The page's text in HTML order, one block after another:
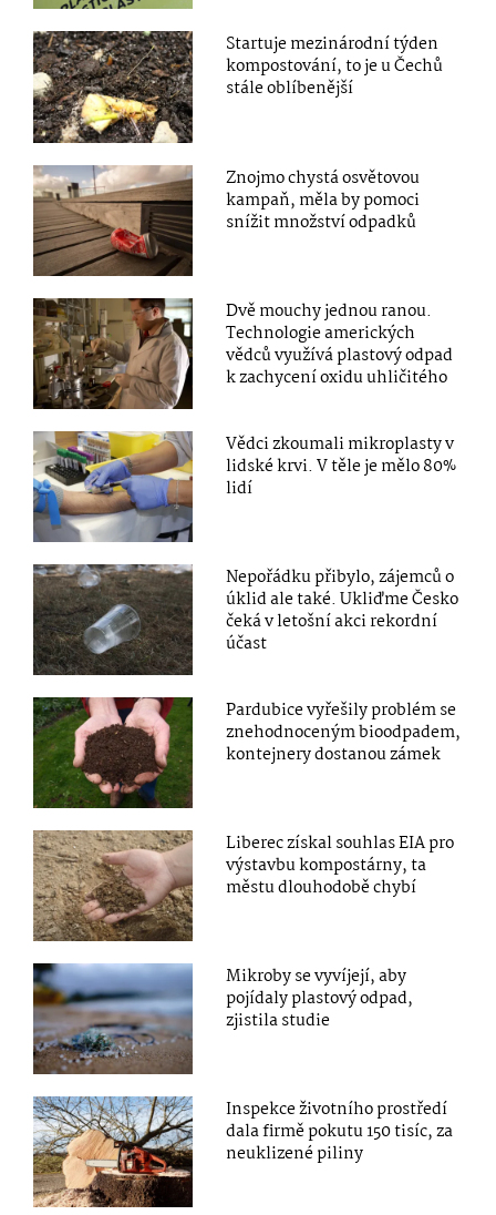
Startuje mezinárodní týden
kompostování, to je u Čechů
stále oblíbenější
Znojmo chystá osvětovou
kampaň, měla by pomoci
snížit množství odpadků
Dvě mouchy jednou ranou.
Technologie amerických
vědců využívá plastový odpad
k zachycení oxidu uhličitého
Vědci zkoumali mikroplasty v
lidské krvi. V těle je mělo 80%
lidí
Nepořádku přibylo, zájemců o
úklid ale také. Ukliďme Česko
čeká v letošní akci rekordní
účast
Pardubice vyřešily problém se
znehodnoceným bioodpadem,
kontejnery dostanou zámek
Liberec získal souhlas EIA pro
výstavbu kompostárny, ta
městu dlouhodobě chybí
Mikroby se vyvíjejí, aby
pojídaly plastový odpad,
zjistila studie
Inspekce životního prostředí
dala firmě pokutu 150 tisíc, za
neuklizené piliny